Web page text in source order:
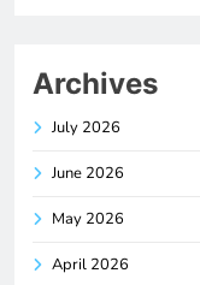
Archives
July 2026
June 2026
May 2026
April 2026